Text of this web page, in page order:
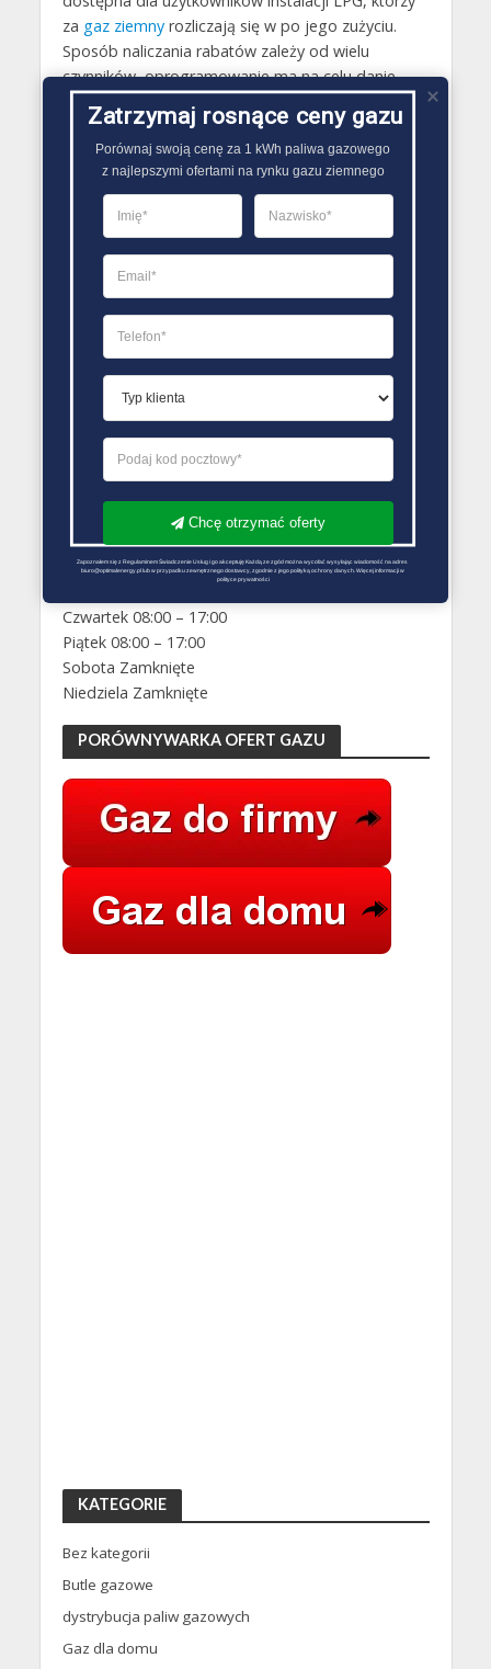
za gaz ziemnyrozliczają się w po jego zużyciu.
Sposób naliczania rabatów zależy od wielu
czynników, oprogramowanie ma na celu danie
możliwości dla klientów spółki lepszemu
zarządzaniu wydatków ponoszonych w wyniku
spalania gazu.
Firma cały czas intensywnie działa w obszarze
sprzedaży swoich usług zarówno dla odbiorców
małych jak i odbiorców przemysłowych.
INFORMACJE KONTAKTOWE
Aleja Pokoju 1, Kraków 31-584
+48 12 390 76 95
info@novatek.pl
GODZINY OTWARCIA
Poniedziałek 08:00 – 17:00
Wtorek 08:00 – 17:00
Czwartek 08:00 – 17:00
Piątek 08:00 – 17:00
Sobota Zamknięte
Niedziela Zamknięte
PORÓWNYWARKA OFERT GAZU
KATEGORIE
Bez kategorii
Butle gazowe
dystrybucja paliw gazowych
Gaz dla domu
Zatrzymaj rosnące ceny gazu
Porównaj swoją cenę za 1 kWh paliwa gazowego
z najlepszymi ofertami na rynku gazu ziemnego
Chcę otrzymać oferty
Zapoznałem się z Regulaminem Świadczenie Usług i go akceptuję Każdą ze zgód można wycofać wysyłając wiadomość na adres
biuro@optimalenergy.pl lub w przypadku zewnętrznego dostawcy, zgodnie z jego polityką ochrony danych. Więcej informacji w
polityce prywatności